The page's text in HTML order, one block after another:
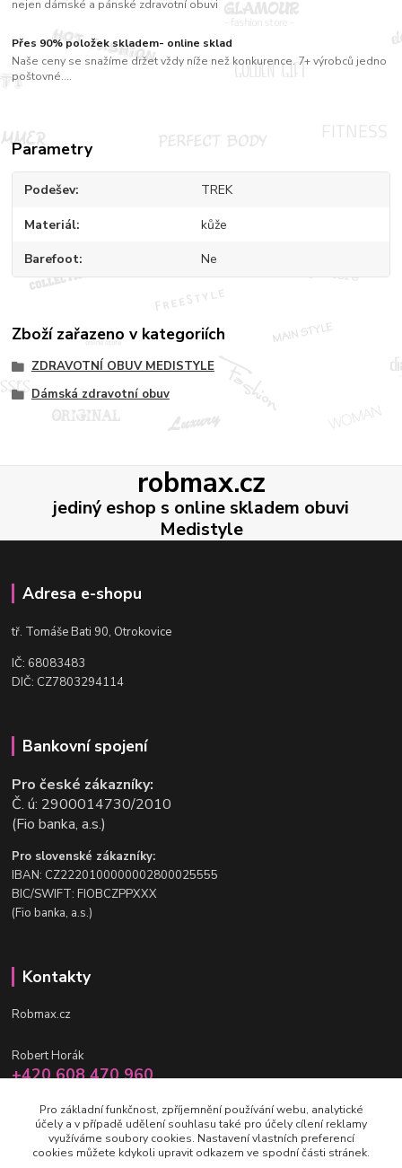
nejen dámské a pánské zdravotní obuvi
Přes 90% položek skladem- online sklad
Naše ceny se snažíme držet vždy níže než konkurence. 7+ výrobců jedno
poštovné....
Parametry
Podešev TREK
Materiál kůže
Barefoot Ne
Zboží zařazeno v kategoriích
ZDRAVOTNÍ OBUV MEDISTYLE
Dámská zdravotní obuv
robmax.cz
jediný eshop s online skladem obuvi
Medistyle
Adresa e-shopu
tř. Tomáše Bati 90, Otrokovice
IČ: 68083483
DIČ: CZ7803294114
Bankovní spojení
Pro české zákazníky:
Č. ú: 2900014730/2010
(Fio banka, a.s.)
Pro slovenské zákazníky:
IBAN: CZ2220100000002800025555
BIC/SWIFT: FIOBCZPPXXX
(Fio banka, a.s.)
Kontakty
Robmax.cz
Robert Horák
+420 608 470 960
info@robmax.cz
Pro základní funkčnost, zpříjemnění používání webu, analytické
účely a v případě udělení souhlasu také pro účely cílení reklamy
využíváme soubory cookies. Nastavení vlastních preferencí
cookies můžete kdykoli upravit odkazem ve spodní části stránek.